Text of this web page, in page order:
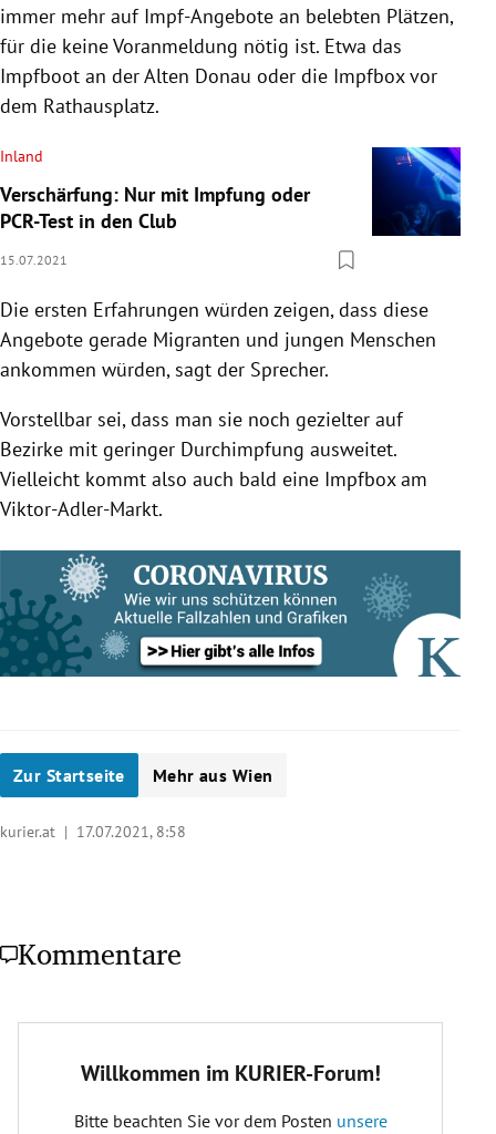
immer mehr auf Impf-Angebote an belebten Plätzen,
für die keine Voranmeldung nötig ist. Etwa das
Impfboot an der Alten Donau oder die Impfbox vor
dem Rathausplatz.
Inland
Verschärfung: Nur mit Impfung oder
PCR-Test in den Club
15.07.2021
Die ersten Erfahrungen würden zeigen, dass diese
Angebote gerade Migranten und jungen Menschen
ankommen würden, sagt der Sprecher.
Vorstellbar sei, dass man sie noch gezielter auf
Bezirke mit geringer Durchimpfung ausweitet.
Vielleicht kommt also auch bald eine Impfbox am
Viktor-Adler-Markt.
Zur Startseite Mehr aus Wien
kurier.at | 17.07.2021, 8:58
Kommentare